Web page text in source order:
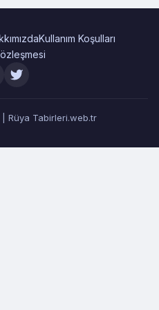
Kullanım Koşulları
| Rüya Tabirleri.web.tr